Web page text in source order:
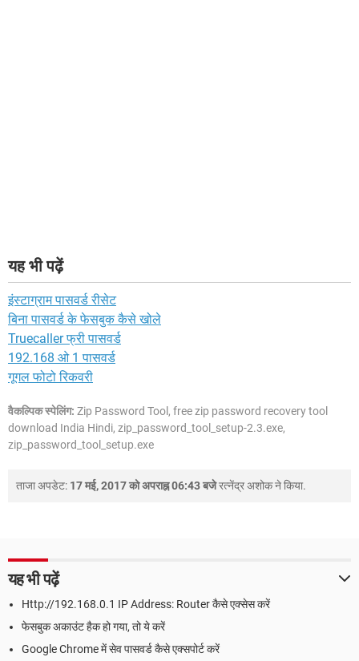
यह भी पढ़ें
इंस्टाग्राम पासवर्ड रीसेट
बिना पासवर्ड के फेसबुक कैसे खोले
Truecaller फ्री पासवर्ड
192.168 ओ 1 पासवर्ड
गूगल फोटो रिकवरी
वैकल्पिक स्पेलिंग: Zip Password Tool, free zip password recovery tool
download India Hindi, zip_password_tool_setup-2.3.exe,
zip_password_tool_setup.exe
ताजा अपडेट: 17 मई, 2017 को अपराह्न 06:43 बजेरत्नेंद्र अशोकने किया.
यह भी पढ़ें
Http://192.168.0.1 IP Address: Router कैसे एक्सेस करें
फेसबुक अकाउंट हैक हो गया, तो ये करें
Google Chrome में सेव पासवर्ड कैसे एक्सपोर्ट करें